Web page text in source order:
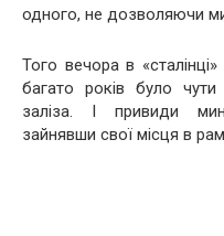
одного, не дозволяючи
Того вечора в
багато років було
заліза. І привиди
зайнявши свої місця в